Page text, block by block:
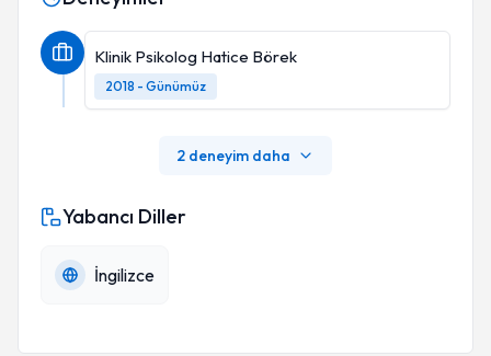
Klinik Psikolog Hatice Börek
2018 - Günümüz
2 deneyim daha
Yabancı Diller
İngilizce